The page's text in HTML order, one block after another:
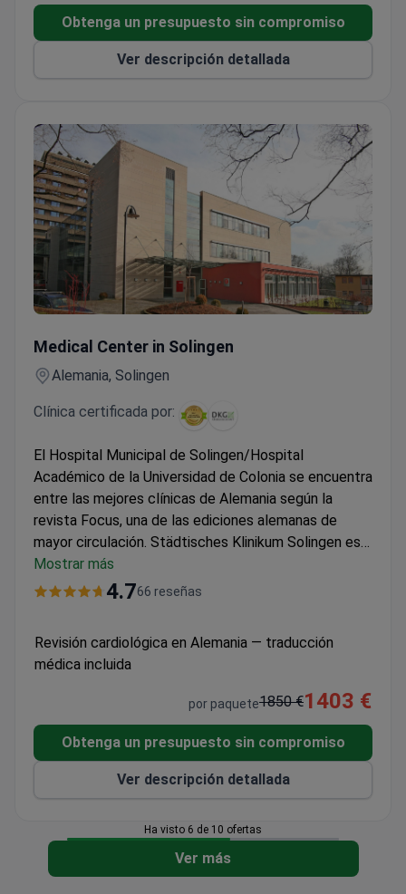
Obtenga un presupuesto sin compromiso
Ver descripción detallada
Medical Center in Solingen
Alemania, Solingen
Clínica certificada por:
El Hospital Municipal de Solingen/Hospital
Académico de la Universidad de Colonia se encuentra
entre las mejores clínicas de Alemania según la
revista Focus, una de las ediciones alemanas de
mayor circulación. Städtisches Klinikum Solingen es
una institución médica certificada que trata a más de
60 000 pacientes al año.
Mostrar más
4.766 reseñas
Revisión cardiológica en Alemania — traducción
médica incluida
por paquete1850 €1403 €
Obtenga un presupuesto sin compromiso
Ver descripción detallada
Ha visto 6 de 10 ofertas
Ver más